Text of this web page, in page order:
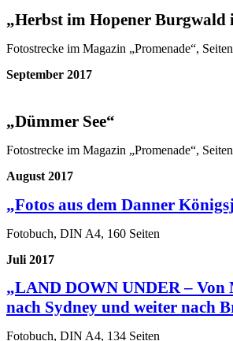
„Herbst im Hopener Burgwald
Fotostrecke im Magazin „Promenade“,
September 2017
„Dümmer See“
Fotostrecke im Magazin „Promenade“,
August 2017
„Fotos aus dem Danner
Fotobuch, DIN A4, 160 Seiten
Juli 2017
„LAND DOWN UNDER – Von
nach Sydney und weiter nach
Fotobuch, DIN A4, 134 Seiten